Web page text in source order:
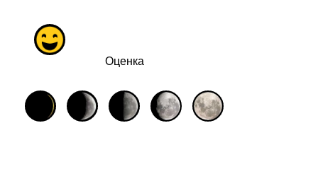
Оценка